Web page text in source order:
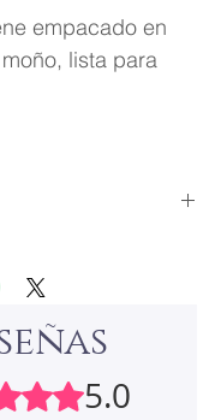
empacado en
lista para
de 5 estrellas.
5.0